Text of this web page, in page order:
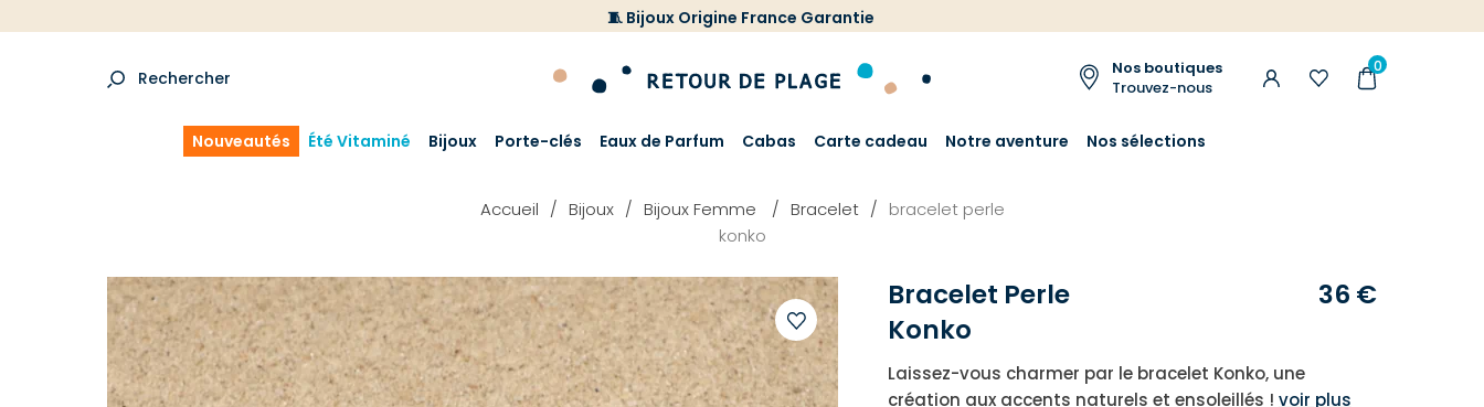
🧵 Bijoux Origine France Garantie
Rechercher
Nos boutiques
Trouvez-nous
0
Nouveautés Été Vitaminé Bijoux Porte-clés Eaux de Parfum Cabas Carte cadeau Notre aventure Nos sélections
Accueil Bijoux Bijoux Femme Bracelet
bracelet perle
konko
Ajouter
à
Bracelet Perle
Konko
36 €
Laissez-vous charmer par le bracelet Konko, une
création aux accents naturels et ensoleillés ! voir plus